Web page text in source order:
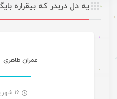
یه دل دربدر که بیقراره
عمران طاهری
۱۶ شهریور ۱۳۹۹